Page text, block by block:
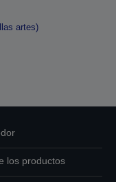
artes)
los productos